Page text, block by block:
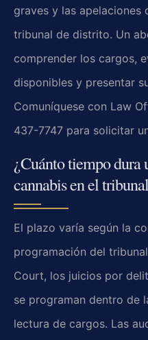
graves y las apelaciones
tribunal de distrito. Un
comprender los cargos,
disponibles y presentar
Comuníquese con Law
437-7747 para solicitar
¿Cuánto tiempo dura
cannabis en el
El plazo varía según la
programación del
Court, los juicios por
se programan dentro de
lectura de cargos. Las